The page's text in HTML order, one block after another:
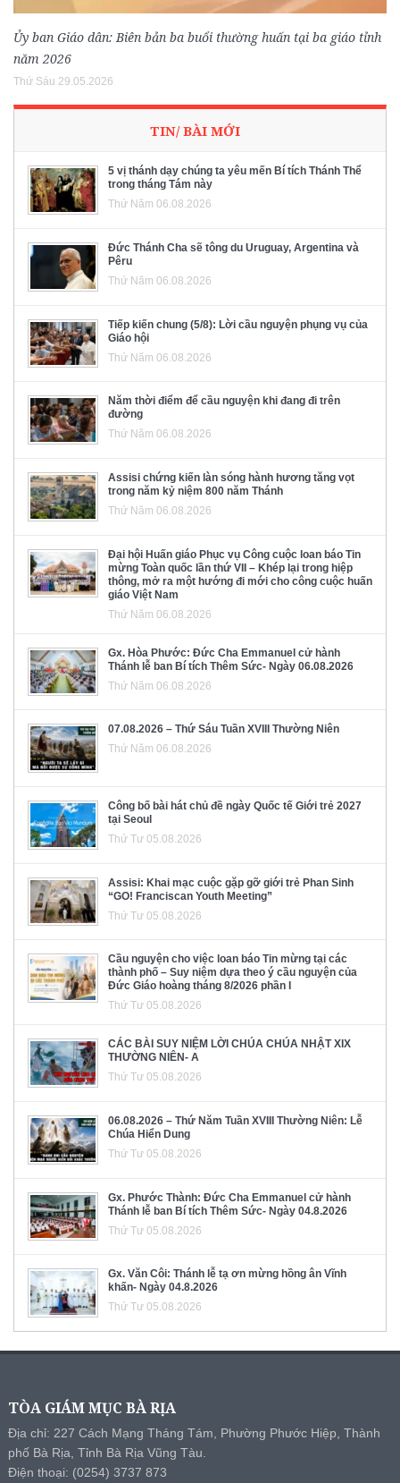
Ủy ban Giáo dân: Biên bản ba buổi thường huấn tại ba giáo tỉnh
năm 2026
Thứ Sáu 29.05.2026
TIN/ BÀI MỚI
5 vị thánh dạy chúng ta yêu mến Bí tích Thánh Thể
trong tháng Tám này
Thứ Năm 06.08.2026
Đức Thánh Cha sẽ tông du Uruguay, Argentina và
Pêru
Thứ Năm 06.08.2026
Tiếp kiến chung (5/8): Lời cầu nguyện phụng vụ của
Giáo hội
Thứ Năm 06.08.2026
Năm thời điểm để cầu nguyện khi đang đi trên
đường
Thứ Năm 06.08.2026
Assisi chứng kiến làn sóng hành hương tăng vọt
trong năm kỷ niệm 800 năm Thánh
Thứ Năm 06.08.2026
Đại hội Huấn giáo Phục vụ Công cuộc loan báo Tin
mừng Toàn quốc lần thứ VII – Khép lại trong hiệp
thông, mở ra một hướng đi mới cho công cuộc huấn
giáo Việt Nam
Thứ Năm 06.08.2026
Gx. Hòa Phước: Đức Cha Emmanuel cử hành
Thánh lễ ban Bí tích Thêm Sức- Ngày 06.08.2026
Thứ Năm 06.08.2026
07.08.2026 – Thứ Sáu Tuần XVIII Thường Niên
Thứ Năm 06.08.2026
Công bố bài hát chủ đề ngày Quốc tế Giới trẻ 2027
tại Seoul
Thứ Tư 05.08.2026
Assisi: Khai mạc cuộc gặp gỡ giới trẻ Phan Sinh
“GO! Franciscan Youth Meeting”
Thứ Tư 05.08.2026
Cầu nguyện cho việc loan báo Tin mừng tại các
thành phố – Suy niệm dựa theo ý cầu nguyện của
Đức Giáo hoàng tháng 8/2026 phần I
Thứ Tư 05.08.2026
CÁC BÀI SUY NIỆM LỜI CHÚA CHÚA NHẬT XIX
THƯỜNG NIÊN- A
Thứ Tư 05.08.2026
06.08.2026 – Thứ Năm Tuần XVIII Thường Niên: Lễ
Chúa Hiển Dung
Thứ Tư 05.08.2026
Gx. Phước Thành: Đức Cha Emmanuel cử hành
Thánh lễ ban Bí tích Thêm Sức- Ngày 04.8.2026
Thứ Tư 05.08.2026
Gx. Văn Côi: Thánh lễ tạ ơn mừng hồng ân Vĩnh
khấn- Ngày 04.8.2026
Thứ Tư 05.08.2026
TÒA GIÁM MỤC BÀ RỊA
Địa chỉ: 227 Cách Mạng Tháng Tám, Phường Phước Hiệp, Thành
phố Bà Rịa, Tỉnh Bà Rịa Vũng Tàu.
Điện thoại: (0254) 3737 873